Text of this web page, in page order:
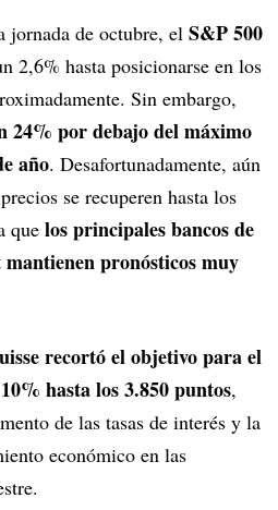
jornada de octubre, el S&P 500
2,6% hasta posicionarse en los
Sin embargo,
24% por debajo del máximo
año. Desafortunadamente, aún
se recuperen hasta los
que los principales bancos de
pronósticos muy
recortó el objetivo para el
hasta los 3.850 puntos,
de las tasas de interés y la
económico en las